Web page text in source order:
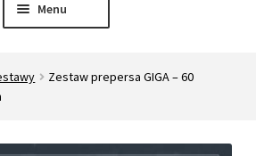
Menu
Zestaw prepersa GIGA – 60